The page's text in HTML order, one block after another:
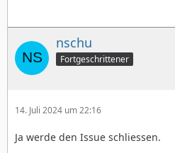
nschu
Fortgeschrittener
14. Juli 2024 um 22:16
Ja werde den Issue schliessen.